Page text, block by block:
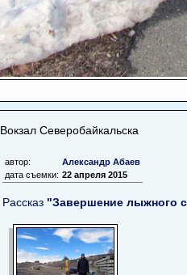
Вокзал Северобайкальска
автор:
Александр Абаев
дата съемки: 22 апреля 2015
Рассказ "Завершение лыжного